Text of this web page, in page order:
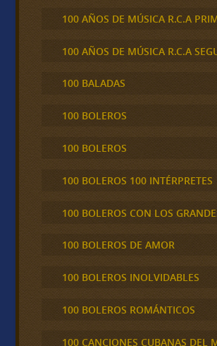
100 AÑOS DE MÚSICA R.C.A
100 AÑOS DE MÚSICA R.C.A
100 BALADAS
100 BOLEROS
100 BOLEROS
100 BOLEROS 100 INTÉRPRETES
100 BOLEROS CON LOS
100 BOLEROS DE AMOR
100 BOLEROS INOLVIDABLES
100 BOLEROS ROMÁNTICOS
100 CANCIONES CUBANAS DEL